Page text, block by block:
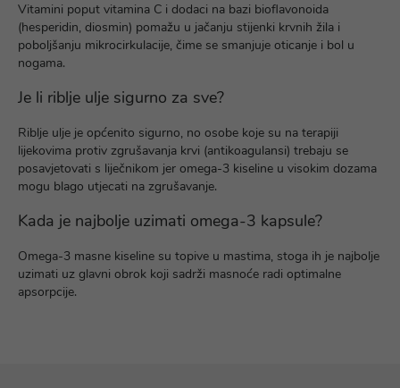
Vitamini poput vitamina C i dodaci na bazi bioflavonoida
(hesperidin, diosmin) pomažu u jačanju stijenki krvnih žila i
poboljšanju mikrocirkulacije, čime se smanjuje oticanje i bol u
nogama.
Je li riblje ulje sigurno za sve?
Riblje ulje je općenito sigurno, no osobe koje su na terapiji
lijekovima protiv zgrušavanja krvi (antikoagulansi) trebaju se
posavjetovati s liječnikom jer omega-3 kiseline u visokim dozama
mogu blago utjecati na zgrušavanje.
Kada je najbolje uzimati omega-3 kapsule?
Omega-3 masne kiseline su topive u mastima, stoga ih je najbolje
uzimati uz glavni obrok koji sadrži masnoće radi optimalne
apsorpcije.